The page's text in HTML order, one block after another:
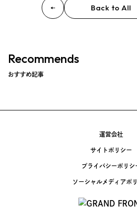
Back to All
Recommends
おすすめ記事
運営会社
サイトポリシー
プライバシーポリシ
ソーシャルメディアポ